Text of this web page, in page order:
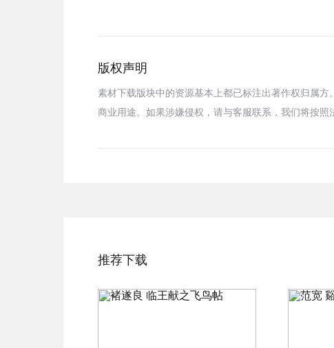
版权声明
素材下载版块中的资源基本上都已标注出著作权归属
商业用途。如果涉嫌侵权，请与客服联系，我们将按照
推荐下载